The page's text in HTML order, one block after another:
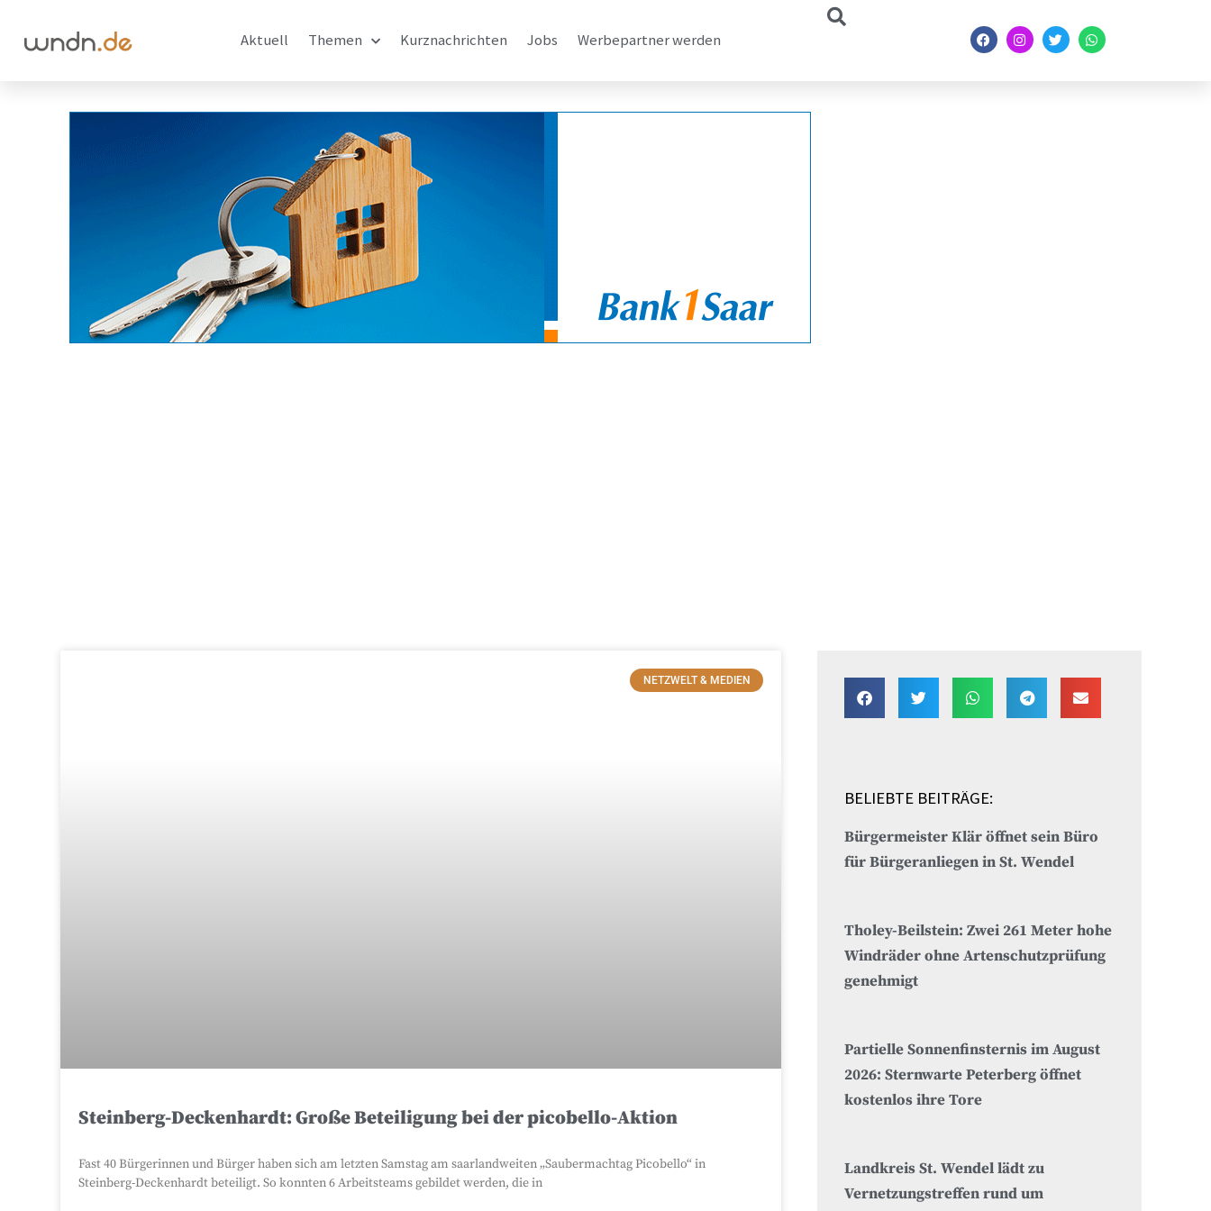
Aktuell Themen Kurznachrichten Jobs Werbepartner werden
NETZWELT & MEDIEN
Steinberg-Deckenhardt: Große Beteiligung bei der picobello-Aktion
Fast 40 Bürgerinnen und Bürger haben sich am letzten Samstag am saarlandweiten „Saubermachtag Picobello“ in
Steinberg-Deckenhardt beteiligt. So konnten 6 Arbeitsteams gebildet werden, die in
BELIEBTE BEITRÄGE:
Bürgermeister Klär öffnet sein Büro
für Bürgeranliegen in St. Wendel
Tholey-Beilstein: Zwei 261 Meter hohe
Windräder ohne Artenschutzprüfung
genehmigt
Partielle Sonnenfinsternis im August
2026: Sternwarte Peterberg öffnet
kostenlos ihre Tore
Landkreis St. Wendel lädt zu
Vernetzungstreffen rund um